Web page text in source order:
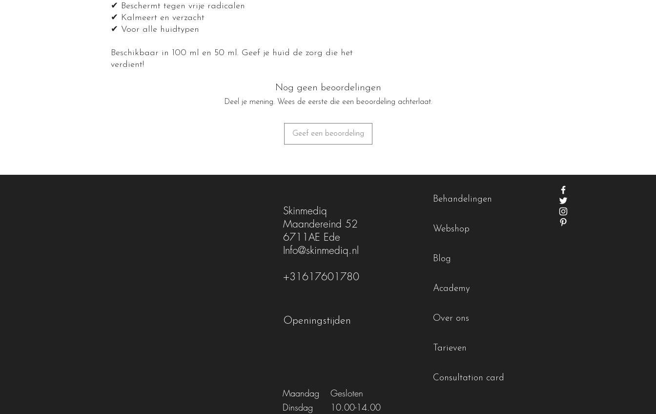
✔ Beschermt tegen vrije radicalen
✔ Kalmeert en verzacht
✔ Voor alle huidtypen
Beschikbaar in 100 ml en 50 ml. Geef je huid de zorg die het
verdient!
Nog geen beoordelingen
Deel je mening. Wees de eerste die een beoordeling achterlaat.
Geef een beoordeling
Skinmediq
Maandereind 52
6711AE Ede
Info@skinmediq.nl
+31617601780
Behandelingen
Webshop
Blog
Academy
Over ons
Tarieven
Consultation card
Openingstijden
Maandag
Dinsdag
Gesloten
10.00-14.00